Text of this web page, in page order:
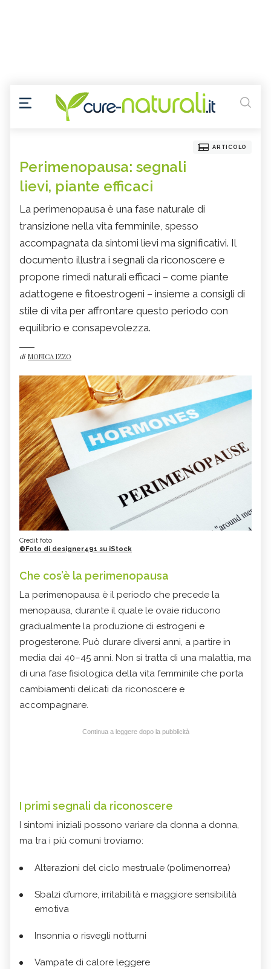
ARTICOLO
Perimenopausa: segnali
lievi, piante efficaci
La perimenopausa è una fase naturale di
transizione nella vita femminile, spesso
accompagnata da sintomi lievi ma significativi. Il
documento illustra i segnali da riconoscere e
propone rimedi naturali efficaci – come piante
adattogene e fitoestrogeni – insieme a consigli di
stile di vita per affrontare questo periodo con
equilibrio e consapevolezza.
di MONICA IZZO
Credit foto
©Foto di designer491 su iStock
Che cos’è la perimenopausa
La perimenopausa è il periodo che precede la
menopausa, durante il quale le ovaie riducono
gradualmente la produzione di estrogeni e
progesterone. Può durare diversi anni, a partire in
media dai 40–45 anni. Non si tratta di una malattia, ma
di una fase fisiologica della vita femminile che porta
cambiamenti delicati da riconoscere e
accompagnare.
Continua a leggere dopo la pubblicità
I primi segnali da riconoscere
I sintomi iniziali possono variare da donna a donna,
ma tra i più comuni troviamo:
Alterazioni del ciclo mestruale (polimenorrea)
Sbalzi d’umore, irritabilità e maggiore sensibilità
emotiva
Insonnia o risvegli notturni
Vampate di calore leggere